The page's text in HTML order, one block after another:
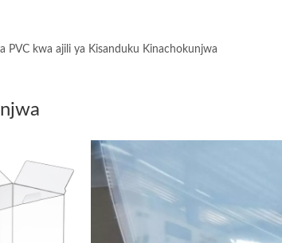
PVC kwa ajili ya Kisanduku Kinachokunjwa